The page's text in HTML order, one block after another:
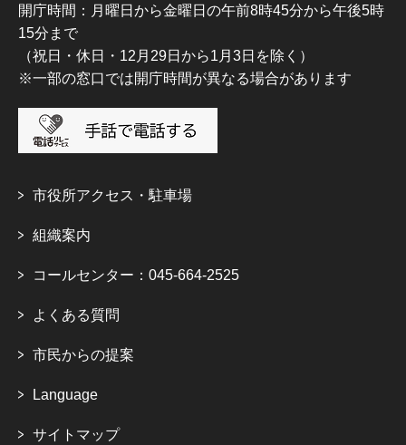
開庁時間：月曜日から金曜日の午前8時45分から午後5時
15分まで
（祝日・休日・12月29日から1月3日を除く）
※一部の窓口では開庁時間が異なる場合があります
市役所アクセス・駐車場
組織案内
コールセンター：045-664-2525
よくある質問
市民からの提案
Language
サイトマップ